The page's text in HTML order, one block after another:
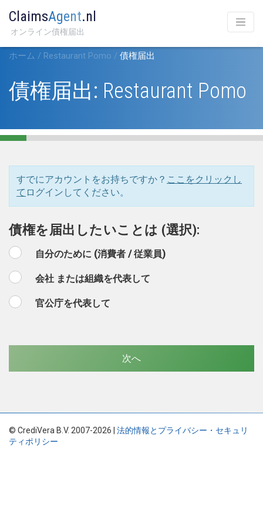
ClaimsAgent.nl
オンライン債権届出
ホーム / Restaurant Pomo / 債権届出
債権届出: Restaurant Pomo
すでにアカウントをお持ちですか？ ここをクリックし
て ログインしてください。
債権を届出したいことは (選択):
自分のために (消費者 / 従業員)
会社 または組織を代表して
官公庁を代表して
© CrediVera B.V. 2007-2026 | 法的情報とプライバシー・セキュリ
ティポリシー